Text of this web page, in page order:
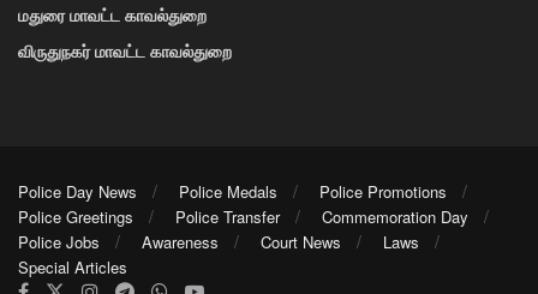
மதுரை மாவட்ட காவல்துறை
விருதுநகர் மாவட்ட காவல்துறை
Police Day News Police Medals
Police Promotions
Police Greetings
Police Transfer
Commemoration Day
Police Jobs
Awareness Court News
Laws
Special Articles